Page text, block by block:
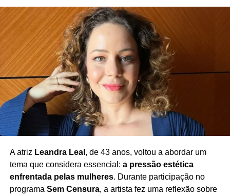
A atriz Leandra Leal , de 43 anos, voltou a abordar um
tema que considera essencial: a pressão estética
enfrentada pelas mulheres. Durante participação no
programa Sem Censura, a artista fez uma reflexão sobre